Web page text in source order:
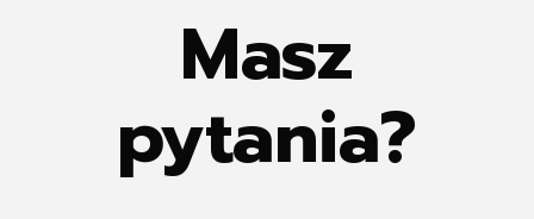
Masz
pytania?